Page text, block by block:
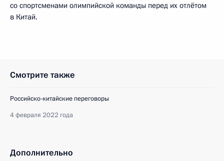
со спортсменами олимпийской команды перед их отлётом
в Китай.
Смотрите также
Российско-китайские переговоры
4 февраля 2022 года
Дополнительно